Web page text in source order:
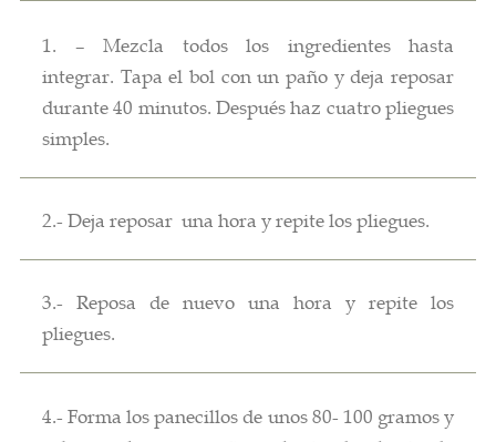
1. – Mezcla todos los ingredientes hasta
integrar. Tapa el bol con un paño y deja reposar
durante 40 minutos. Después haz cuatro pliegues
simples.
2.- Deja reposar una hora y repite los pliegues.
3.- Reposa de nuevo una hora y repite los
pliegues.
4.- Forma los panecillos de unos 80- 100 gramos y